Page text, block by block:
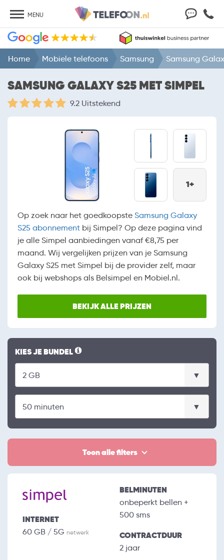
MENU
Home Mobiele telefoons Samsung Samsung
SAMSUNG GALAXY S25 MET SIMPEL
9.2 Uitstekend
1+
Op zoek naar het goedkoopste Samsung Galaxy
S25 abonnement bij Simpel? Op deze pagina vind
je alle Simpel aanbiedingen vanaf €8,75 per
maand. Wij vergelijken prijzen van je Samsung
Galaxy S25 met Simpel bij de provider zelf, maar
ook bij webshops als Belsimpel en Mobiel.nl.
BEKIJK ALLE PRIJZEN
KIES JE BUNDEL
Toon alle filters
INTERNET
60 GB / 5G netwerk
BELMINUTEN
onbeperkt bellen +
500 sms
CONTRACTDUUR
2 jaar